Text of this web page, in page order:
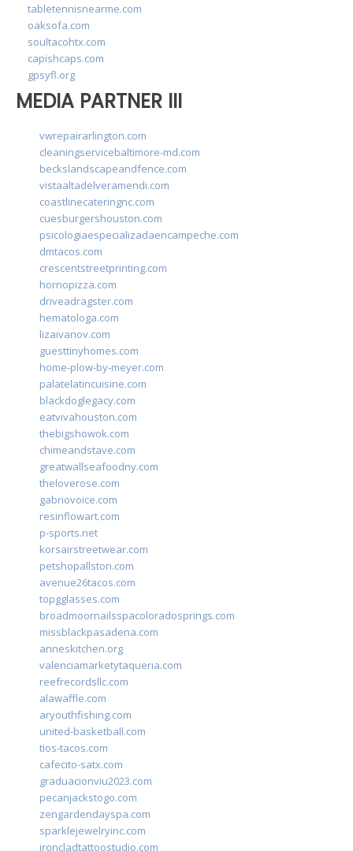
tabletennisnearme.com
oaksofa.com
soultacohtx.com
capishcaps.com
gpsyfl.org
MEDIA PARTNER III
vwrepairarlington.com
cleaningservicebaltimore-md.com
beckslandscapeandfence.com
vistaaltadelveramendi.com
coastlinecateringnc.com
cuesburgershouston.com
psicologiaespecializadaencampeche.com
dmtacos.com
crescentstreetprinting.com
hornopizza.com
driveadragster.com
hematologa.com
lizaivanov.com
guesttinyhomes.com
home-plow-by-meyer.com
palatelatincuisine.com
blackdoglegacy.com
eatvivahouston.com
thebigshowok.com
chimeandstave.com
greatwallseafoodny.com
theloverose.com
gabriovoice.com
resinflowart.com
p-sports.net
korsairstreetwear.com
petshopallston.com
avenue26tacos.com
topgglasses.com
broadmoornailsspacoloradosprings.com
missblackpasadena.com
anneskitchen.org
valenciamarketytaqueria.com
reefrecordsllc.com
alawaffle.com
aryouthfishing.com
united-basketball.com
tios-tacos.com
cafecito-satx.com
graduacionviu2023.com
pecanjackstogo.com
zengardendayspa.com
sparklejewelryinc.com
ironcladtattoostudio.com